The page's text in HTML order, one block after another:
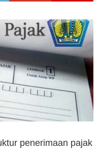
penerimaan pajak